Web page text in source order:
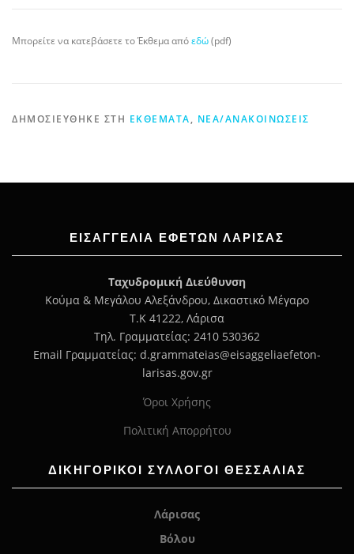
Μπορείτε να κατεβάσετε το Έκθεμα απόεδώ(pdf)
ΔΗΜΟΣΙΕΎΘΗΚΕ ΣΤΗ ΕΚΘΈΜΑΤΑ, ΝΈΑ/ΑΝΑΚΟΙΝΏΣΕΙΣ
ΕΙΣΑΓΓΕΛΊΑ ΕΦΕΤΏΝ ΛΆΡΙΣΑΣ
Ταχυδρομική Διεύθυνση
Κούμα & Μεγάλου Αλεξάνδρου, Δικαστικό Μέγαρο
Τ.Κ 41222, Λάρισα
Τηλ. Γραμματείας: 2410 530362
Email Γραμματείας: d.grammateias@eisaggeliaefeton-
larisas.gov.gr
Όροι Χρήσης
Πολιτική Απορρήτου
ΔΙΚΗΓΟΡΙΚΟΙ ΣΥΛΛΟΓΟΙ ΘΕΣΣΑΛΙΑΣ
Λάρισας
Βόλου